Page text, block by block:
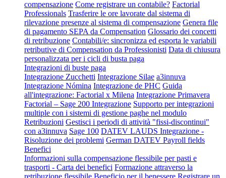
compensazione Come registrare un contabile? Factorial
Professionals Trasferire le ore lavorate dal sistema di
rilevazione presenze al sistema di compensazione Genera file
di pagamento SEPA da Compensation Glossario dei concetti
di retribuzione Contabili/e: sincronizza ed esporta le variabili
retributive di Compensation da Professionisti Data di chiusura
personalizzata per i cicli di busta paga
Integrazioni di buste paga
Integrazione Zucchetti Integrazione Silae a3innuva
Integrazione Nómina Integrazione de PHC Guida
all'integrazione: Factorial x Milena Integrazione Primavera
Factorial – Sage 200 Integrazione Supporto per integrazioni
multiple con i sistemi di gestione paghe nel modulo
Retribuzioni Gestisci i periodi di attività "fissi-discontinui"
con a3innuva Sage 100 DATEV LAUDS Integrazione -
Risoluzione dei problemi German DATEV Payroll fields
Benefici
Informazioni sulla compensazione flessibile per pasti e
trasporti - Carta dei benefici Formazione attraverso la
retribuzione flessibile Beneficio per il benessere Registrare un